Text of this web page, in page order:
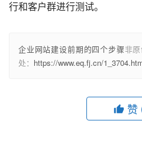
企业网站建设前期的四个步骤非
处： https://www.eq.fj.cn/
赞